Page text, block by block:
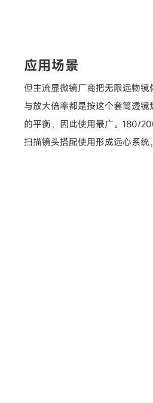
应用场景
但主流显微镜厂商把无限远物
与放大倍率都是按这个套筒透
的平衡，因此使用最广。180/
扫描镜头搭配使用形成远心系